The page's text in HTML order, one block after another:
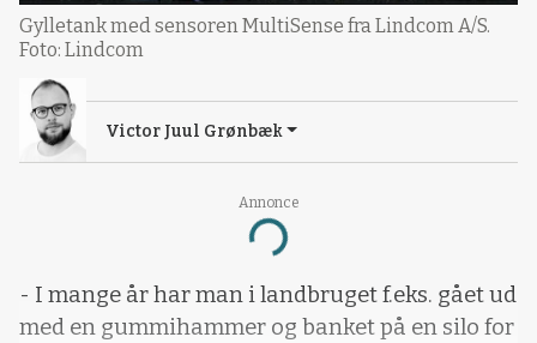
Annonce
Loading...
Gylletank med sensoren MultiSense fra Lindcom A/S.
Foto: Lindcom
Victor Juul Grønbæk
- I mange år har man i landbruget f.eks. gået ud
med en gummihammer og banket på en silo for